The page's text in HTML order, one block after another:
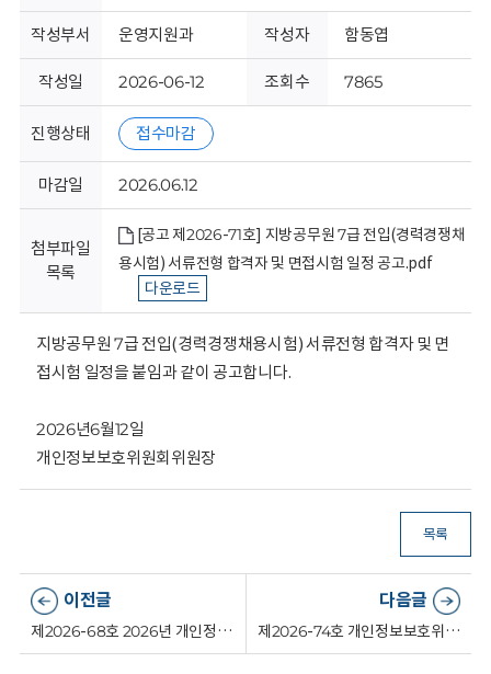
원
회
작성부서 운영지원과 작성자 함동엽
작성일 2026-06-12 조회수 7865
진행상태 접수마감
마감일 2026.06.12
첨부파일
목록
[공고 제2026-71호] 지방공무원 7급 전입(경력경쟁채
용시험) 서류전형 합격자 및 면접시험 일정 공고.pdf
다운로드
지방공무원 7급 전입(경력경쟁채용시험) 서류전형 합격자 및 면
접시험 일정을 붙임과 같이 공고합니다.
2026년6월12일
개인정보보호위원회위원장
목록
이전글
제2026-68호 2026년 개인정보보호위원회 기간제(일용직)근로자 채용 최종합격자 공고
다음글
제2026-74호 개인정보보호위원회 전문임기제 가급(인공지능 기획) 서류전형 합격자 및 면접시험 일정 공고